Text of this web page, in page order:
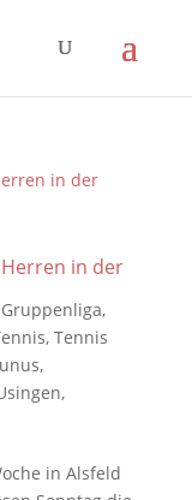
in der
Gruppenliga,
, Tennis
,
,
in Alsfeld